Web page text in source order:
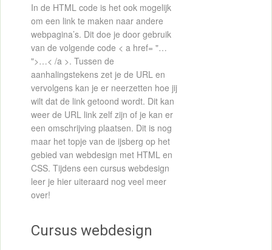
In de HTML code is het ook mogelijk
om een link te maken naar andere
webpagina’s. Dit doe je door gebruik
van de volgende code < a href= "…
">…< /a >. Tussen de
aanhalingstekens zet je de URL en
vervolgens kan je er neerzetten hoe jij
wilt dat de link getoond wordt. Dit kan
weer de URL link zelf zijn of je kan er
een omschrijving plaatsen. Dit is nog
maar het topje van de ijsberg op het
gebied van webdesign met HTML en
CSS. Tijdens een cursus webdesign
leer je hier uiteraard nog veel meer
over!
Cursus webdesign